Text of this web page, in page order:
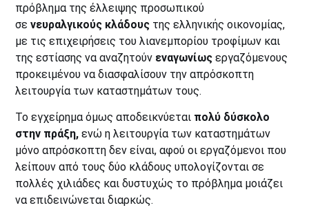
πρόβλημα της έλλειψης προσωπικού
σενευραλγικούς κλάδους της ελληνικής οικονομίας,
με τις επιχειρήσεις του λιανεμπορίου τροφίμων και
της εστίασης να αναζητούν εναγωνίωςεργαζόμενους
προκειμένου να διασφαλίσουν την απρόσκοπτη
λειτουργία των καταστημάτων τους.
Το εγχείρημα όμως αποδεικνύεται πολύ δύσκολο
στην πράξη, ενώ η λειτουργία των καταστημάτων
μόνο απρόσκοπτη δεν είναι, αφού οι εργαζόμενοι που
λείπουν από τους δύο κλάδους υπολογίζονται σε
πολλές χιλιάδες και δυστυχώς το πρόβλημα μοιάζει
να επιδεινώνεται διαρκώς.